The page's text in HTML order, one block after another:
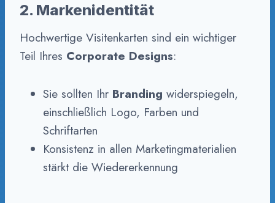
2. Markenidentität
Hochwertige Visitenkarten sind ein wichtiger
Teil Ihres Corporate Designs:
Sie sollten Ihr Branding widerspiegeln,
einschließlich Logo, Farben und
Schriftarten
Konsistenz in allen Marketingmaterialien
stärkt die Wiedererkennung